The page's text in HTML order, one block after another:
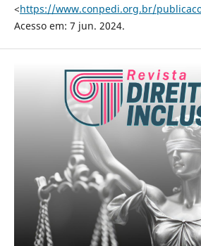
<https://www.conpedi.org.br/
Acesso em: 7 jun. 2024.